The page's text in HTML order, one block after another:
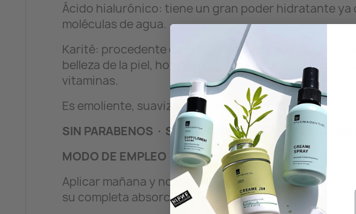
Ácido hialurónico: tiene un gran poder hidratante
moléculas de agua.
Karité: procedente de la medicina africana, la
belleza de la piel, hoy día reconocidas: hidrata,
vitaminas.
Es emoliente, suavizante y regeneradora.
SIN PARABENOS · SIN SILICONAS · SIN COLORANTES
MODO DE EMPLEO
Aplicar mañana y noche sobre rostro, cuello y
su completa absorción.